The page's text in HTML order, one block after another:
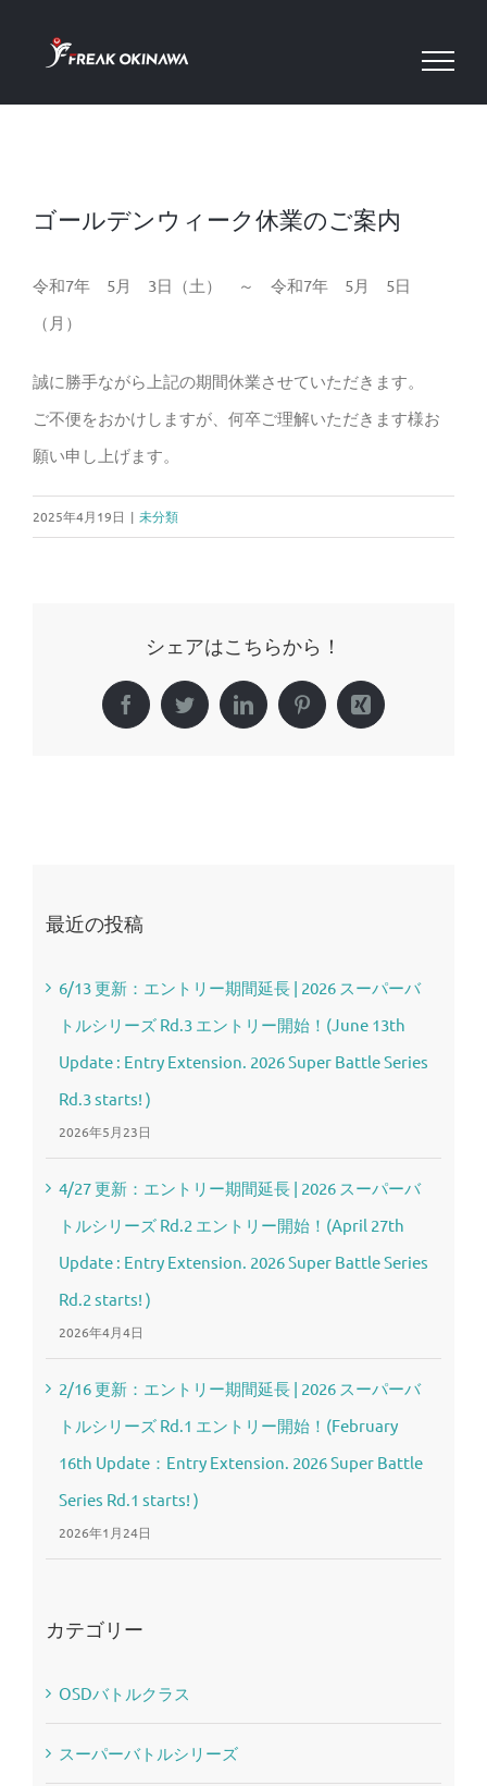
ゴールデンウィーク休業のご案内
令和7年 5月 3日（土） ～ 令和7年 5月 5日
（月）
誠に勝手ながら上記の期間休業させていただきます。
ご不便をおかけしますが、何卒ご理解いただきます様お
願い申し上げます。
2025年4月19日 | 未分類
シェアはこちらから！
FacebookTwitterLinkedIn PinterestXing
最近の投稿
6/13 更新：エントリー期間延長 | 2026 スーパーバ
トルシリーズ Rd.3 エントリー開始！(June 13th
Update : Entry Extension. 2026 Super Battle Series
Rd.3 starts! )
2026年5月23日
4/27 更新：エントリー期間延長 | 2026 スーパーバ
トルシリーズ Rd.2 エントリー開始！(April 27th
Update : Entry Extension. 2026 Super Battle Series
Rd.2 starts! )
2026年4月4日
2/16 更新：エントリー期間延長 | 2026 スーパーバ
トルシリーズ Rd.1 エントリー開始！(February
16th Update：Entry Extension. 2026 Super Battle
Series Rd.1 starts! )
2026年1月24日
カテゴリー
OSDバトルクラス
スーパーバトルシリーズ